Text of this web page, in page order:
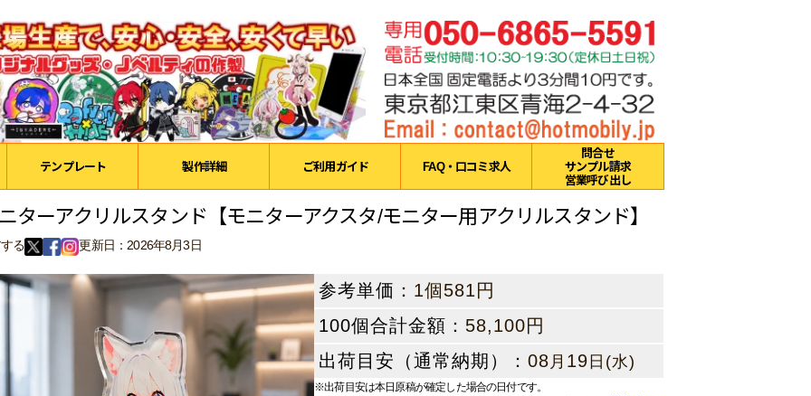
テンプレート 製作詳細 ご利用ガイド FAQ・口コミ求人
問合せ
サンプル請求
営業呼び出し
ターアクリルスタンド【モニターアクスタ/モニター用アクリルスタンド】
る 更新日：2026年8月3日
参考単価： 1個581円
100個合計金額： 58,100円
出荷目安（通常納期）： 08 月 19 日(水)
※出荷目安は本日原稿が確定した場合の日付です。